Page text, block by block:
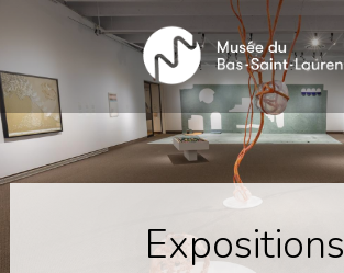
au
contenu
principal
Expositions